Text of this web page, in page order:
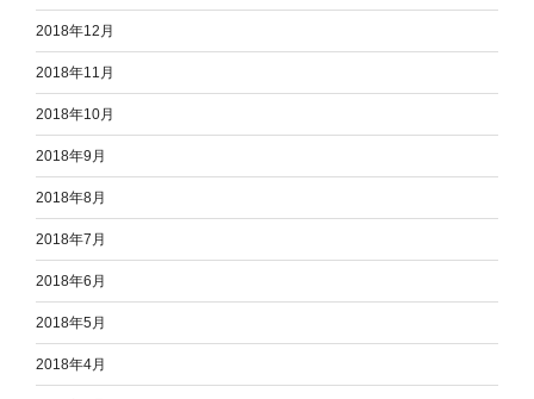
2018年12月
2018年11月
2018年10月
2018年9月
2018年8月
2018年7月
2018年6月
2018年5月
2018年4月